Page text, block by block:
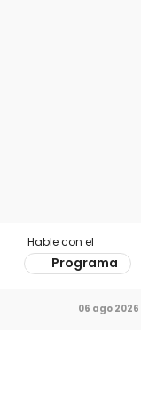
Hable con el
Programa
06 ago 2026